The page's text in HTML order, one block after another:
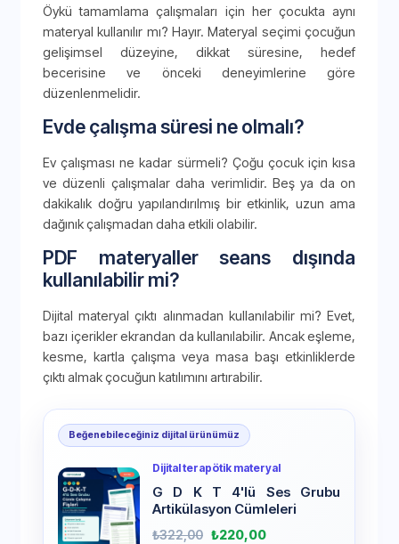
Öykü tamamlama çalışmaları için her çocukta aynı
materyal kullanılır mı? Hayır. Materyal seçimi çocuğun
gelişimsel düzeyine, dikkat süresine, hedef
becerisine ve önceki deneyimlerine göre
düzenlenmelidir.
Evde çalışma süresi ne olmalı?
Ev çalışması ne kadar sürmeli? Çoğu çocuk için kısa
ve düzenli çalışmalar daha verimlidir. Beş ya da on
dakikalık doğru yapılandırılmış bir etkinlik, uzun ama
dağınık çalışmadan daha etkili olabilir.
PDF materyaller seans dışında
kullanılabilir mi?
Dijital materyal çıktı alınmadan kullanılabilir mi? Evet,
bazı içerikler ekrandan da kullanılabilir. Ancak eşleme,
kesme, kartla çalışma veya masa başı etkinliklerde
çıktı almak çocuğun katılımını artırabilir.
Beğenebileceğiniz dijital ürünümüz
Dijital terapötik materyal
G D K T 4'lü Ses Grubu
Artikülasyon Cümleleri
₺322,00 ₺220,00